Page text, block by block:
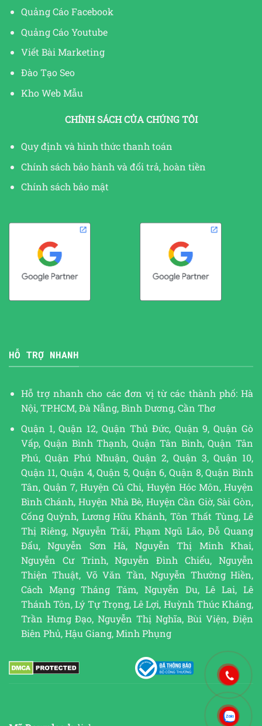
Quảng Cáo Facebook
Quảng Cáo Youtube
Viết Bài Marketing
Đào Tạo Seo
Kho Web Mẫu
CHÍNH SÁCH CỦA CHÚNG TÔI
Quy định và hình thức thanh toán
Chính sách bảo hành và đổi trả, hoàn tiền
Chính sách bảo mật
HỖ TRỢ NHANH
Hỗ trợ nhanh cho các đơn vị từ các thành phố: Hà
Nội, TP.HCM, Đà Nẵng, Bình Dương, Cần Thơ
Quận 1, Quận 12, Quận Thủ Đức, Quận 9, Quận Gò
Vấp, Quận Bình Thạnh, Quận Tân Bình, Quận Tân
Phú, Quận Phú Nhuận, Quận 2, Quận 3, Quận 10,
Quận 11, Quận 4, Quận 5, Quận 6, Quận 8, Quận Bình
Tân, Quận 7, Huyện Củ Chi, Huyện Hóc Môn, Huyện
Bình Chánh, Huyện Nhà Bè, Huyện Cần Giờ, Sài Gòn,
Cống Quỳnh, Lương Hữu Khánh, Tôn Thất Tùng, Lê
Thị Riêng, Nguyễn Trãi, Phạm Ngũ Lão, Đỗ Quang
Đẩu, Nguyễn Sơn Hà, Nguyễn Thị Minh Khai,
Nguyễn Cư Trinh, Nguyễn Đình Chiểu, Nguyễn
Thiện Thuật, Võ Văn Tần, Nguyễn Thường Hiền,
Cách Mạng Tháng Tám, Nguyễn Du, Lê Lai, Lê
Thánh Tôn, Lý Tự Trọng, Lê Lợi, Huỳnh Thúc Kháng,
Trần Hưng Đạo, Nguyễn Thị Nghĩa, Bùi Viện, Điện
Biên Phủ, Hậu Giang, Minh Phụng